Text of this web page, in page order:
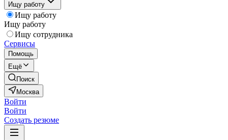
Ищу работу
Ищу работу
Ищу работу
Ищу сотрудника
Сервисы
Помощь
Ещё
Поиск
Москва
Войти
Войти
Создать резюме